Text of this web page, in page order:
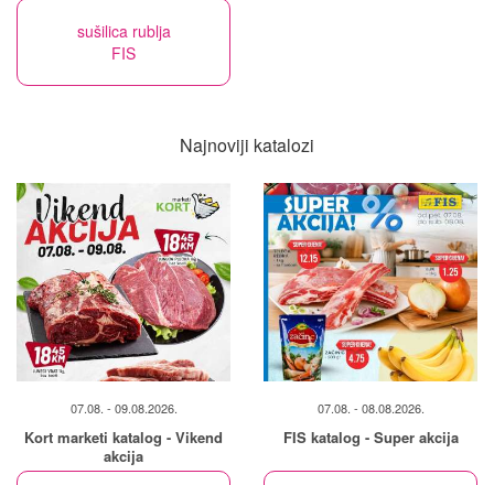
sušilica rublja
FIS
Najnoviji katalozi
07.08. - 09.08.2026.
Kort marketi katalog - Vikend
akcija
07.08. - 08.08.2026.
FIS katalog - Super akcija